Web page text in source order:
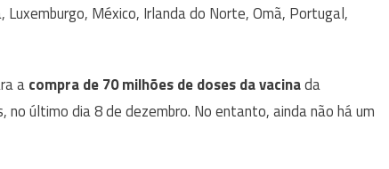
México, Irlanda do Norte, Omã, Portugal,
acompra de 70 milhões de doses da vacinada
no último dia 8 de dezembro. No entanto, ainda não há um